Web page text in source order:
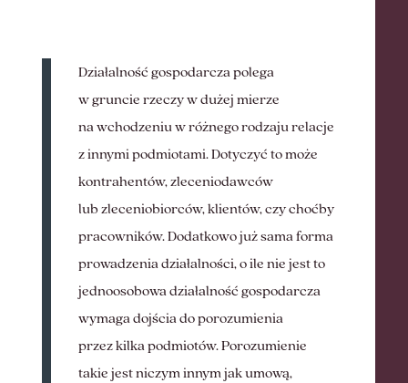
Działalność gospodarcza polega
w gruncie rzeczy w dużej mierze
na wchodzeniu w różnego rodzaju relacje
z innymi podmiotami. Dotyczyć to może
kontrahentów, zleceniodawców
lub zleceniobiorców, klientów, czy choćby
pracowników. Dodatkowo już sama forma
prowadzenia działalności, o ile nie jest to
jednoosobowa działalność gospodarcza
wymaga dojścia do porozumienia
przez kilka podmiotów. Porozumienie
takie jest niczym innym jak umową,